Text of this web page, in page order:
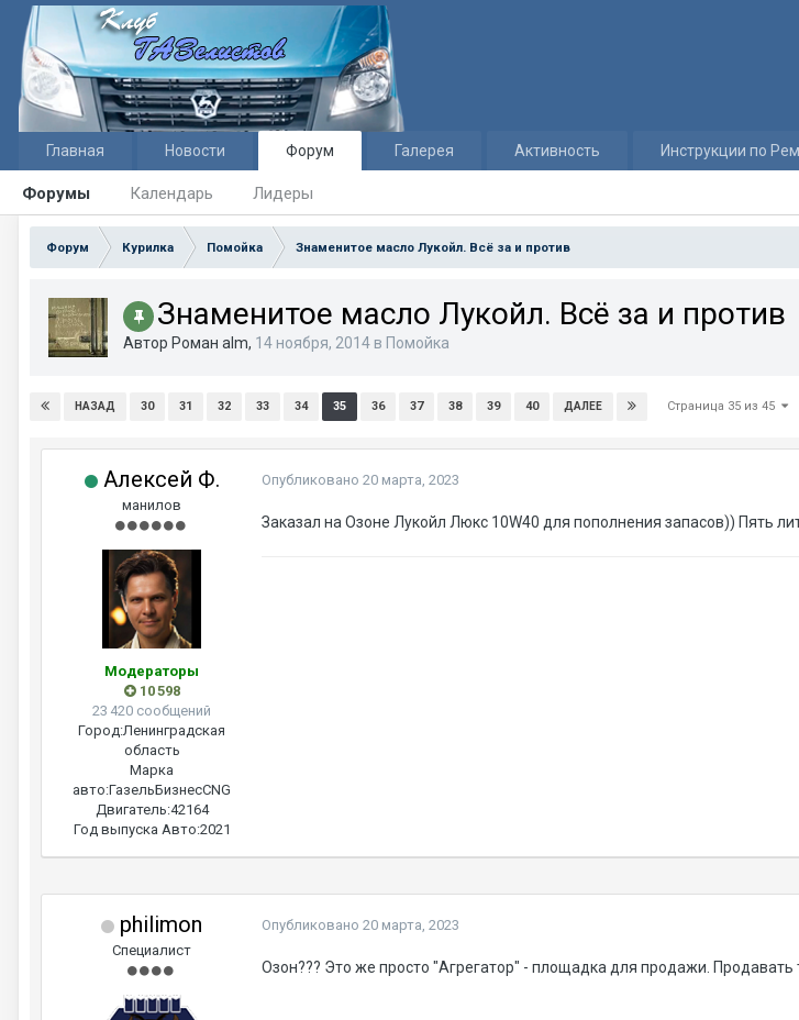
Главная Новости Форум
Форумы Календарь Лидеры
Галерея Активность Инструкции по
Форум Курилка Помойка Знаменитое масло Лукойл. Всё за и против
Знаменитое масло Лукойл. Всё за и против
Автор Роман alm, 14 ноября, 2014 в Помойка
НАЗАД 30 31 32 33 34 35 36 37 38 39 40 ДАЛЕЕ Страница 35 из 45
Алексей Ф.
манилов
Модераторы
10 598
23 420 сообщений
Город:Ленинградская
область
Марка
авто:ГазельБизнесCNG
Двигатель:42164
Год выпуска Авто:2021
Опубликовано 20 марта, 2023
Заказал на Озоне Лукойл Люкс 10W40 для пополнения запасов)) Пять
philimon
Специалист
Опубликовано 20 марта, 2023
Озон??? Это же просто "Агрегатор" - площадка для продажи.